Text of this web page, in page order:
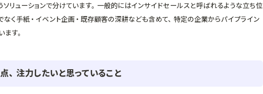
リューションで分けています。一般的にはインサイドセールスと呼ばれるような立ち位
く手紙・イベント企画・既存顧客の深耕なども含めて、特定の企業からパイプライン
す。
、注力したいと思っていること